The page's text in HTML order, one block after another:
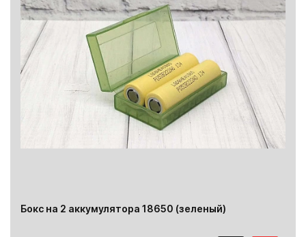
Бокс на 2 аккумулятора 18650 (зеленый)